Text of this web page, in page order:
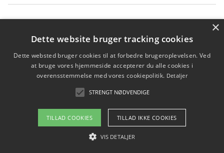
Copyright 2026 - Pilanto Aps
Om / kontakt
Blog Betingelser
×
Dette website bruger tracking cookies
Dette websted bruger cookies til at forbedre brugeroplevelsen. Ved
at bruge vores hjemmeside accepterer du alle cookies i
overensstemmelse med vores cookiepolitik. Detaljer
STRENGT NØDVENDIGE
TILLAD COOKIES TILLAD IKKE COOKIES
VIS DETALJER